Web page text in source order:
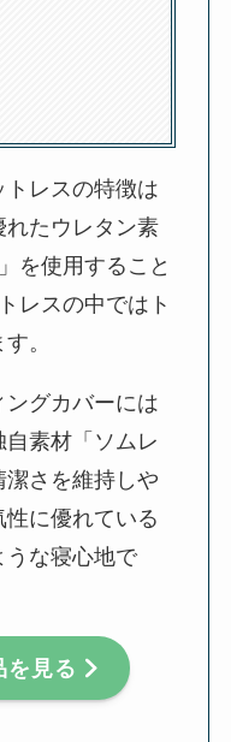
レスの特徴は
れたウレタン素
を使用すること
レスの中ではト
。
グカバーには
素材「ソムレ
さを維持しや
に優れている
うな寝心地で
を見る